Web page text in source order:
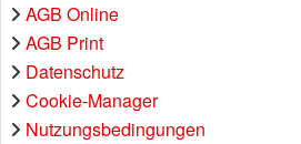
AGB Online
AGB Print
Datenschutz
Cookie-Manager
Nutzungsbedingungen